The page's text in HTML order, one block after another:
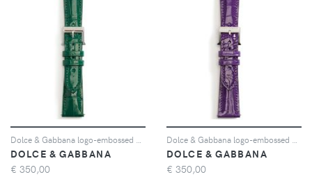
DOLCE & GABBANA
€ 350,00
DOLCE & GABBANA
€ 350,00